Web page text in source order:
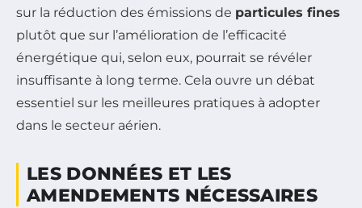
sur la réduction des émissions de particules fines
plutôt que sur l’amélioration de l’efficacité
énergétique qui, selon eux, pourrait se révéler
insuffisante à long terme. Cela ouvre un débat
essentiel sur les meilleures pratiques à adopter
dans le secteur aérien.
LES DONNÉES ET LES
AMENDEMENTS NÉCESSAIRES